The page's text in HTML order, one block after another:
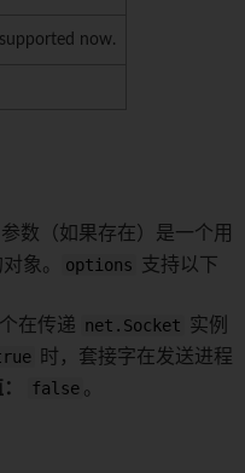
now.
参数（如果存在）是一个用
象。
options 支持以下
在传递 net.Socket 实例
时，套接字在发送进程
false 。